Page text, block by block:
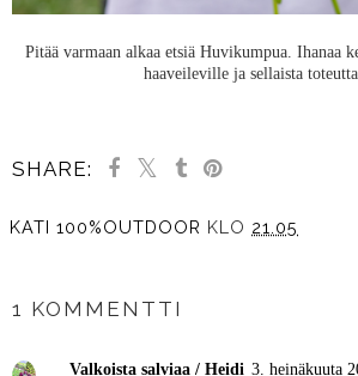
Pitää varmaan alkaa etsiä Huvikumpua. Ihanaa
haaveileville ja sellaista
SHARE:
KATI 100%OUTDOOR KLO 21.05
1 KOMMENTTI
Valkoista salviaa / Heidi 3. heinäkuuta